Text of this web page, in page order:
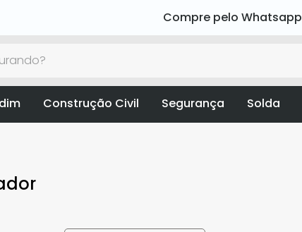
Compre pelo Whatsapp
Construção Civil Segurança Solda